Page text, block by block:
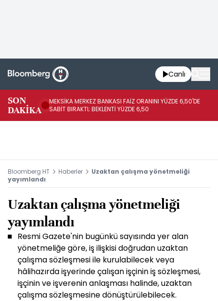
Canlı
SON
DAKİKA
MEKSİKA MERKEZ BANKASI FAİZ ORANINI YÜZDE 6,50'DE
SABİT BIRAKTI; BEKLENTİ YÜZDE 6,50
Bloomberg HT Haberler
Uzaktan çalışma yönetmeliği
yayımlandı
Uzaktan çalışma yönetmeliği
yayımlandı
Resmi Gazete'nin bugünkü sayısında yer alan
yönetmeliğe göre, iş ilişkisi doğrudan uzaktan
çalışma sözleşmesi ile kurulabilecek veya
hâlihazırda işyerinde çalışan işçinin iş sözleşmesi,
işçinin ve işverenin anlaşması halinde, uzaktan
çalışma sözleşmesine dönüştürülebilecek.